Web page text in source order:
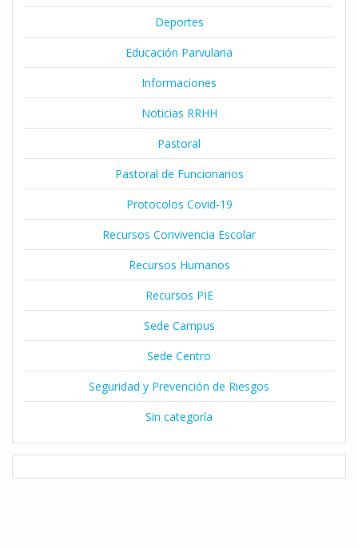
Deportes
Educación Parvularia
Informaciones
Noticias RRHH
Pastoral
Pastoral de Funcionarios
Protocolos Covid-19
Recursos Convivencia Escolar
Recursos Humanos
Recursos PIE
Sede Campus
Sede Centro
Seguridad y Prevención de Riesgos
Sin categoría